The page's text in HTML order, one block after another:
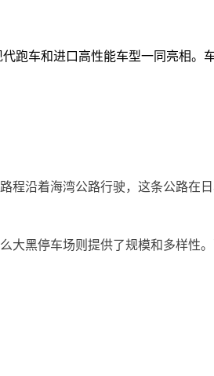
代跑车和进口高性能车型一同亮相。
程沿着海湾公路行驶，这条公路在
大黑停车场则提供了规模和多样性